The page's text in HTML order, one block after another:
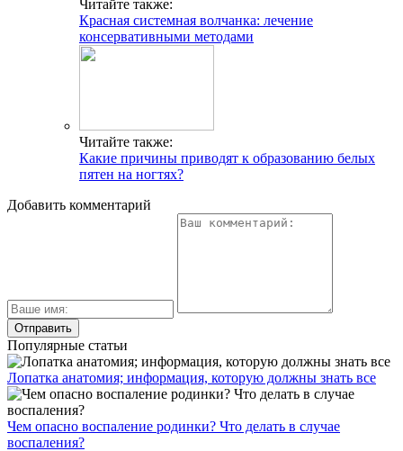
Читайте также:
Красная системная волчанка: лечение
консервативными методами
Читайте также:
Какие причины приводят к образованию белых
пятен на ногтях?
Добавить комментарий
Популярные статьи
Лопатка анатомия; информация, которую должны знать все
Чем опасно воспаление родинки? Что делать в случае
воспаления?